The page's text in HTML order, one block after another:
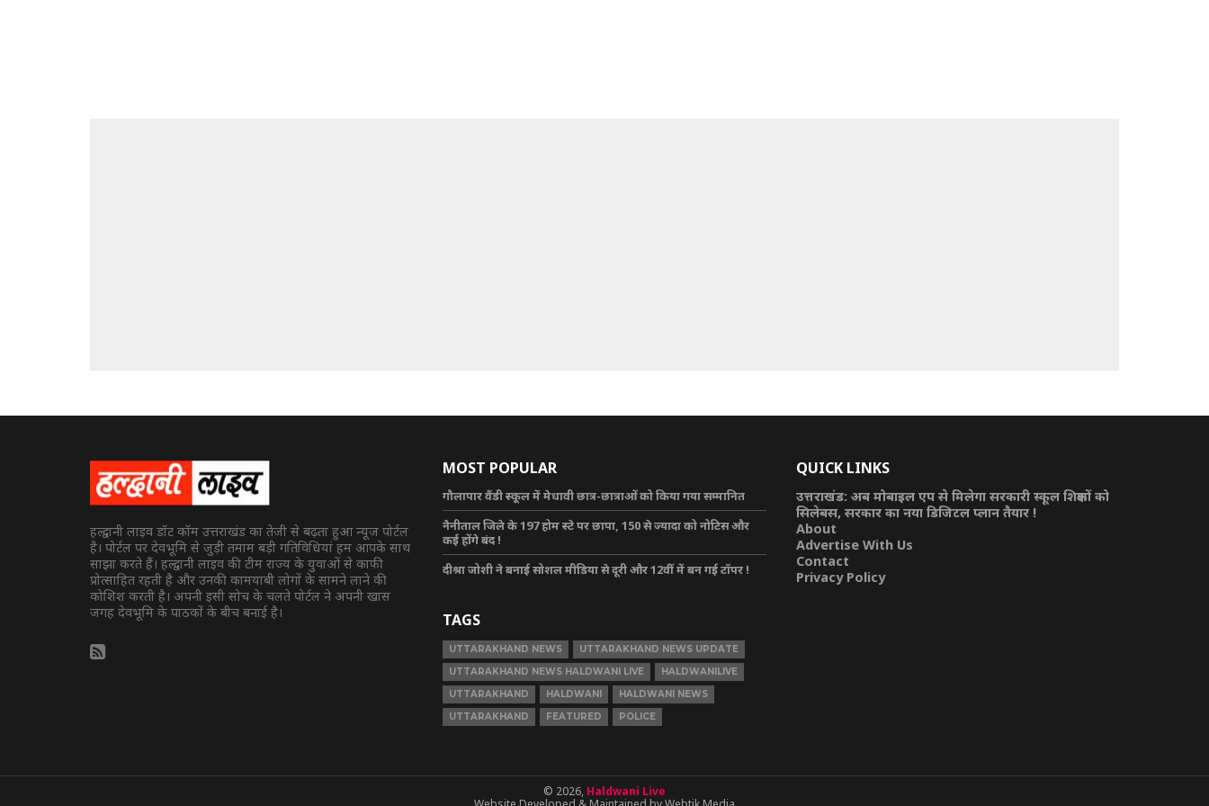
हल्द्वानी लाइव डॉट कॉम उत्तराखंड का तेजी से बढ़ता हुआ न्यूज पोर्टल
है। पोर्टल पर देवभूमि से जुड़ी तमाम बड़ी गतिविधियां हम आपके साथ
साझा करते हैं। हल्द्वानी लाइव की टीम राज्य के युवाओं से काफी
प्रोत्साहित रहती है और उनकी कामयाबी लोगों के सामने लाने की
कोशिश करती है। अपनी इसी सोच के चलते पोर्टल ने अपनी खास
जगह देवभूमि के पाठकों के बीच बनाई है।
MOST POPULAR
गौलापार वैंडी स्कूल में मेधावी छात्र-छात्राओं को किया गया सम्मानित
नैनीताल जिले के 197 होम स्टे पर छापा, 150 से ज्यादा को नोटिस और
कई होंगे बंद !
दीश्रा जोशी ने बनाई सोशल मीडिया से दूरी और 12वीं में बन गई टॉपर !
QUICK LINKS
उत्तराखंड: अब मोबाइल एप से मिलेगा सरकारी स्कूल शिक्षकों को
सिलेबस, सरकार का नया डिजिटल प्लान तैयार !
About
Advertise With Us
Contact
Privacy Policy
TAGS
UTTARAKHAND NEWS
UTTARAKHAND NEWS UPDATE
UTTARAKHAND NEWS HALDWANI LIVE
HALDWANILIVE
UTTARAKHAND
HALDWANI
HALDWANI NEWS
UTTARAKHAND
FEATURED POLICE
© 2026, Haldwani Live